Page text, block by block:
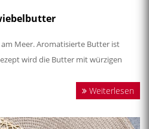
Meer. Aromatisierte Butter ist
wird die Butter mit würzigen
Weiterlesen